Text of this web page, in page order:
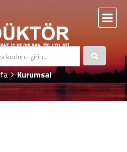
Kurumsal